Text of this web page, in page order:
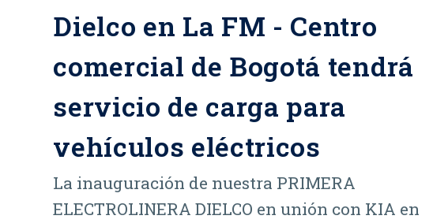
Dielco en La FM - Centro
comercial de Bogotá tendrá
servicio de carga para
vehículos eléctricos
La inauguración de nuestra PRIMERA
ELECTROLINERA DIELCO en unión con KIA en